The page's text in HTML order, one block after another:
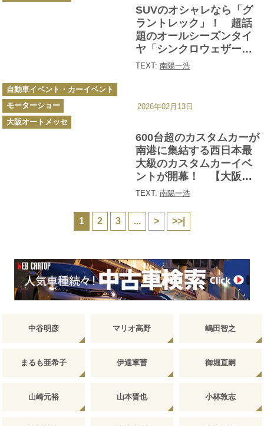
SUVのオシャレなら「グ
ラントレック」！ 超話
題のオールシーズンタイ
ヤ「シンクロウェザー」
も並ぶダンロップの勢い
TEXT: 南陽一浩
600台超のカスタムカーが
南港に集結する西日本最
大級のカスタムカーイベ
ントが開幕！ 【大阪オ
ートメッセ2026】
TEXT: 南陽一浩
カ
テ
ゴ
リ
ー
自動車イベント・カーイベント
モーターショー
大阪オートメッセ
2026年02月13日
1 2 3 ... > >>|
中谷明彦 マリオ高野 嶋田智之
まるも亜希子 伊達軍曹 御堀直嗣
山崎元裕 山本晋也 小林敦志